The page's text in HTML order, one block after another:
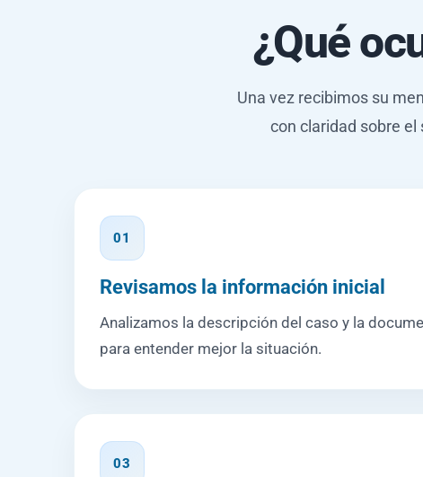
¿Qué
Una vez recibimos su
con claridad sobre
01
Revisamos la información inicial
Analizamos la descripción del caso y la
para entender mejor la situación.
03